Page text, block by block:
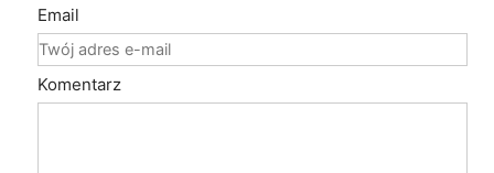
Email
Komentarz